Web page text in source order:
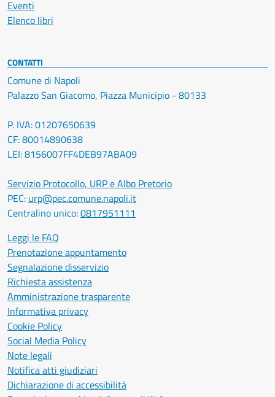
Eventi
Elenco libri
CONTATTI
Comune di Napoli
Palazzo San Giacomo, Piazza Municipio - 80133
P. IVA: 01207650639
CF: 80014890638
LEI: 8156007FF4DEB97ABA09
Servizio Protocollo, URP e Albo Pretorio
PEC: urp@pec.comune.napoli.it
Centralino unico:0817951111
Leggi le FAQ
Prenotazione appuntamento
Segnalazione disservizio
Richiesta assistenza
Amministrazione trasparente
Informativa privacy
Cookie Policy
Social Media Policy
Note legali
Notifica atti giudiziari
Dichiarazione di accessibilità